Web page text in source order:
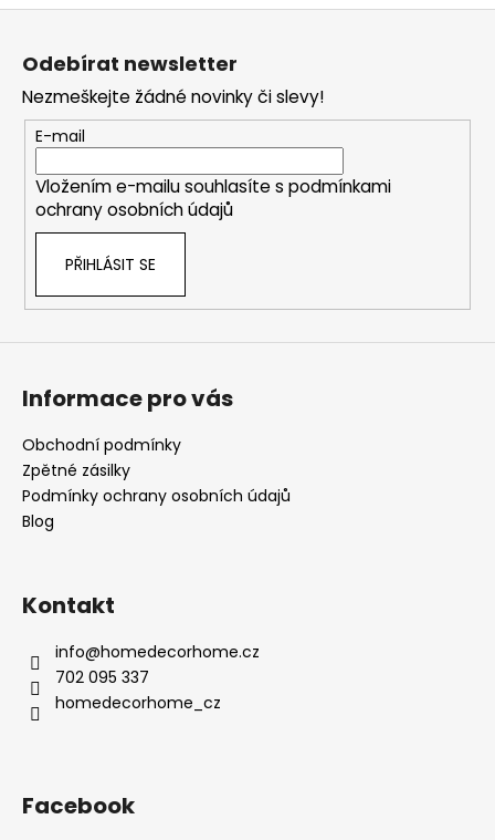
Odebírat newsletter
Nezmeškejte žádné novinky či slevy!
E-mail
Vložením e-mailu souhlasíte s podmínkami
ochrany osobních údajů
PŘIHLÁSIT SE
Informace pro vás
Obchodní podmínky
Zpětné zásilky
Podmínky ochrany osobních údajů
Blog
Kontakt
info@homedecorhome.cz
702 095 337
homedecorhome_cz
Facebook